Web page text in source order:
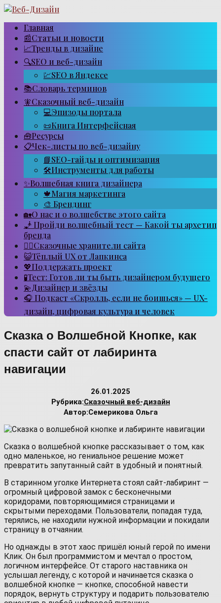
Перейти
контентуГлавная
📰Статьи и новости
📈Тренды в дизайне
🔍SEO и веб-дизайн
💹SEO в Яндексе
📚Словарь терминов
🧚Сказочный веб-дизайн
💻Эпизоды портала
📜Книга Интерфейсная
🧰Ресурсы
📋Чек-листы по веб-дизайну
📘SEO-гайды и оптимизация
🛠Инструменты для работы
✨Волшебная книга дизайнера
🍁Магия маркетинга
🎨 Брендинг
🏡О нас и о волшебстве этого сайта
🧞 Пройди волшебный тест — Какой ты архетип
бренда
🧙‍♂️Сказочные хранители сайта
😺Тёплый UX от Лапкинса
💖Поддержать проект
🧪Тест: Готов ли ты быть дизайнером будущего
💫Дизайнер и звёзды
🎧 Подкаст «Скролль, если не боишься» — UX-
дизайн, цифровая культура и человек
Сказка о Волшебной Кнопке, как
спасти сайт от лабиринта
навигации
26.01.2025
Рубрика:Сказочный веб-дизайн
Автор:Семерикова Ольга
Сказка о волшебной кнопке рассказывает о том, как
одно маленькое, но гениальное решение может
превратить запутанный сайт в удобный и понятный.
В старинном уголке Интернета стоял сайт-лабиринт —
огромный цифровой замок с бесконечными
коридорами, повторяющимися страницами и
скрытыми переходами. Пользователи, попадая туда,
терялись, не находили нужной информации и покидали
страницу в отчаянии.
Но однажды в этот хаос пришёл юный герой по имени
Клик. Он был программистом и мечтал о простом,
логичном интерфейсе. От старого наставника он
услышал легенду, с которой и начинается сказка о
волшебной кнопке — кнопке, способной навести
порядок, вернуть структуру и подарить пользователю